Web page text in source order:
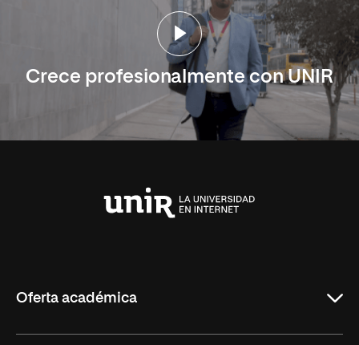
Crece profesionalmente con UNIR
Oferta académica